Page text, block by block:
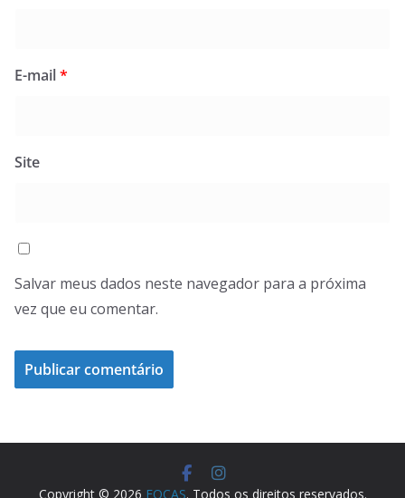
E-mail*
Site
Salvar meus dados neste navegador para a próxima
vez que eu comentar.
Copyright © 2026 FOCAS. Todos os direitos reservados.